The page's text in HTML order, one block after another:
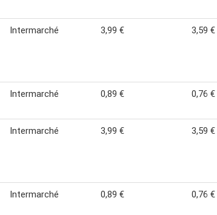
Intermarché 3,99 € 3,59 €
Intermarché 0,89 € 0,76 €
Intermarché 3,99 € 3,59 €
Intermarché 0,89 € 0,76 €